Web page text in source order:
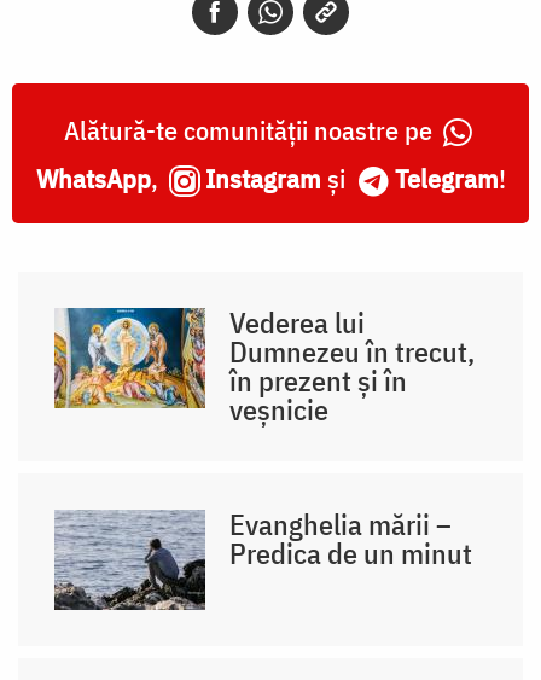
Alătură-te comunității noastre pe
WhatsApp, Instagram și Telegram!
Vederea lui
Dumnezeu în trecut,
în prezent și în
veșnicie
Evanghelia mării –
Predica de un minut